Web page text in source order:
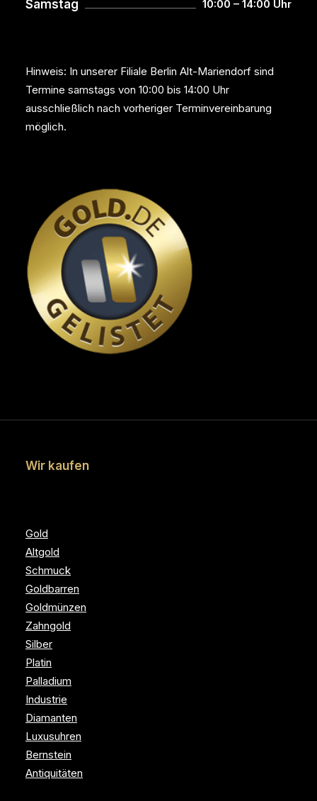
Samstag 10:00 – 14:00 Uhr
Hinweis: In unserer Filiale Berlin Alt-Mariendorf sind
Termine samstags von 10:00 bis 14:00 Uhr
ausschließlich nach vorheriger Terminvereinbarung
möglich.
Wir kaufen
Gold
Altgold
Schmuck
Goldbarren
Goldmünzen
Zahngold
Silber
Platin
Palladium
Industrie
Diamanten
Luxusuhren
Bernstein
Antiquitäten